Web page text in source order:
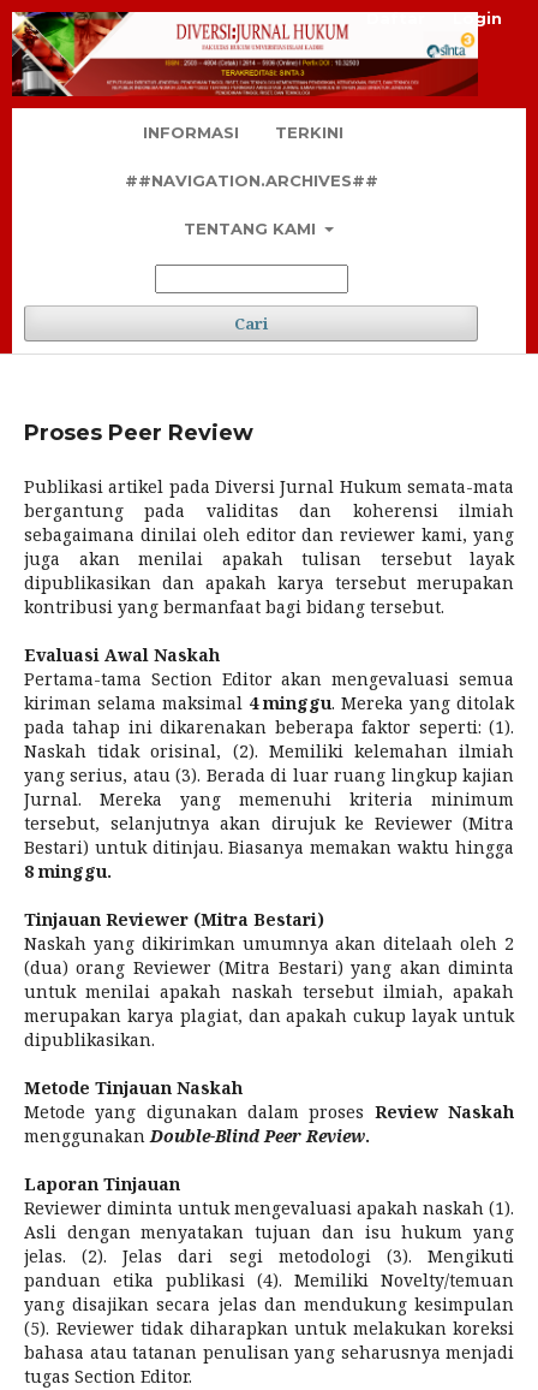
INFORMASI TERKINI
##NAVIGATION.ARCHIVES##
TENTANG KAMI
Cari
Daftar Login
Proses Peer Review
Publikasi artikel pada Diversi Jurnal Hukum semata-mata
bergantung pada validitas dan koherensi ilmiah
sebagaimana dinilai oleh editor dan reviewer kami, yang
juga akan menilai apakah tulisan tersebut layak
dipublikasikan dan apakah karya tersebut merupakan
kontribusi yang bermanfaat bagi bidang tersebut.
Evaluasi Awal Naskah
Pertama-tama Section Editor akan mengevaluasi semua
kiriman selama maksimal 4 minggu. Mereka yang ditolak
pada tahap ini dikarenakan beberapa faktor seperti: (1).
Naskah tidak orisinal, (2). Memiliki kelemahan ilmiah
yang serius, atau (3). Berada di luar ruang lingkup kajian
Jurnal. Mereka yang memenuhi kriteria minimum
tersebut, selanjutnya akan dirujuk ke Reviewer (Mitra
Bestari) untuk ditinjau. Biasanya memakan waktu hingga
8 minggu.
Tinjauan Reviewer (Mitra Bestari)
Naskah yang dikirimkan umumnya akan ditelaah oleh 2
(dua) orang Reviewer (Mitra Bestari) yang akan diminta
untuk menilai apakah naskah tersebut ilmiah, apakah
merupakan karya plagiat, dan apakah cukup layak untuk
dipublikasikan.
Metode Tinjauan Naskah
Metode yang digunakan dalam proses Review Naskah
menggunakanDouble-Blind Peer Review.
Laporan Tinjauan
Reviewer diminta untuk mengevaluasi apakah naskah (1).
Asli dengan menyatakan tujuan dan isu hukum yang
jelas. (2). Jelas dari segi metodologi (3). Mengikuti
panduan etika publikasi (4). Memiliki Novelty/temuan
yang disajikan secara jelas dan mendukung kesimpulan
(5). Reviewer tidak diharapkan untuk melakukan koreksi
bahasa atau tatanan penulisan yang seharusnya menjadi
tugas Section Editor.